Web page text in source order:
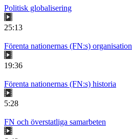
Politisk globalisering
25:13
Förenta nationernas (FN:s) organisation
19:36
Förenta nationernas (FN:s) historia
5:28
FN och överstatliga samarbeten